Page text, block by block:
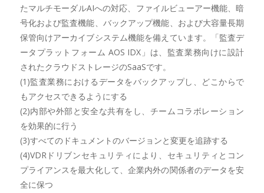
たマルチモーダルAIへの対応、ファイルビューアー機能、暗
号化および監査機能、バックアップ機能、および大容量長期
保管向けアーカイブシステム機能を備えています。「監査デ
ータプラットフォーム AOS IDX」は、監査業務向けに設計
されたクラウドストレージのSaaSです。
(1)監査業務におけるデータをバックアップし、どこからで
もアクセスできるようにする
(2)内部や外部と安全な共有をし、チームコラボレーション
を効果的に行う
(3)すべてのドキュメントのバージョンと変更を追跡する
(4)VDRドリブンセキュリティにより、セキュリティとコン
プライアンスを最大化して、企業内外の関係者のデータを安
全に保つ